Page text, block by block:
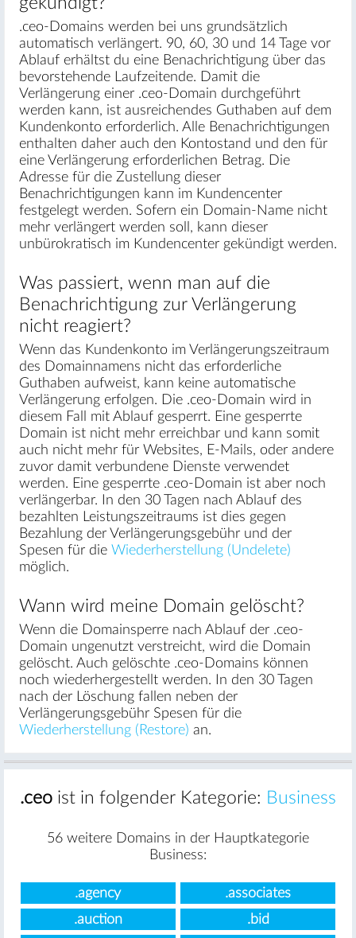
.ceo-Domains werden bei uns grundsätzlich
automatisch verlängert. 90, 60, 30 und 14 Tage vor
Ablauf erhältst du eine Benachrichtigung über das
bevorstehende Laufzeitende. Damit die
Verlängerung einer .ceo-Domain durchgeführt
werden kann, ist ausreichendes Guthaben auf dem
Kundenkonto erforderlich. Alle Benachrichtigungen
enthalten daher auch den Kontostand und den für
eine Verlängerung erforderlichen Betrag. Die
Adresse für die Zustellung dieser
Benachrichtigungen kann im Kundencenter
festgelegt werden. Sofern ein Domain-Name nicht
mehr verlängert werden soll, kann dieser
unbürokratisch im Kundencenter gekündigt werden.
Was passiert, wenn man auf die
Benachrichtigung zur Verlängerung
nicht reagiert?
Wenn das Kundenkonto im Verlängerungszeitraum
des Domainnamens nicht das erforderliche
Guthaben aufweist, kann keine automatische
Verlängerung erfolgen. Die .ceo-Domain wird in
diesem Fall mit Ablauf gesperrt. Eine gesperrte
Domain ist nicht mehr erreichbar und kann somit
auch nicht mehr für Websites, E-Mails, oder andere
zuvor damit verbundene Dienste verwendet
werden. Eine gesperrte .ceo-Domain ist aber noch
verlängerbar. In den 30 Tagen nach Ablauf des
bezahlten Leistungszeitraums ist dies gegen
Bezahlung der Verlängerungsgebühr und der
Spesen für die Wiederherstellung (Undelete)
möglich.
Wann wird meine Domain gelöscht?
Wenn die Domainsperre nach Ablauf der .ceo-
Domain ungenutzt verstreicht, wird die Domain
gelöscht. Auch gelöschte .ceo-Domains können
noch wiederhergestellt werden. In den 30 Tagen
nach der Löschung fallen neben der
Verlängerungsgebühr Spesen für die
Wiederherstellung (Restore) an.
.ceo ist in folgender Kategorie: Business
56 weitere Domains in der Hauptkategorie
Business:
.agency
.associates
.auction
.bid